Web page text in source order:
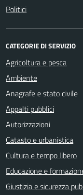
Politici
CATEGORIE DI SERVIZIO
Agricoltura e pesca
Ambiente
Anagrafe e stato civile
Appalti pubblici
Autorizzazioni
Catasto e urbanistica
Cultura e tempo libero
Educazione e
Giustizia e sicurezza